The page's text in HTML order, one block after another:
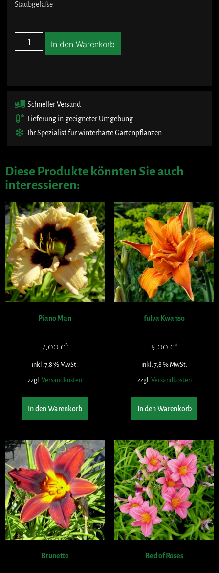
Staubgefäße
In den Warenkorb
Schneller Versand
Lieferung in geeigneter Umgebung
Ihr Spezialist für winterharte Gartenpflanzen
Diese Produkte könnten Sie auch
interessieren:
Piano Man
7,00 €
inkl. 7,8 % MwSt.
zzgl.Versandkosten
In den Warenkorb
fulva Kwanso
5,00 €
inkl. 7,8 % MwSt.
zzgl.Versandkosten
In den Warenkorb
Brunette Bed of Roses